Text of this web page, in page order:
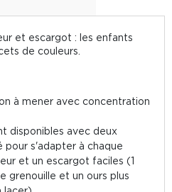
et escargot : les enfants
de couleurs.
à mener avec concentration
disponibles avec deux
s'adapter à chaque
et un escargot faciles (1
grenouille et un ours plus